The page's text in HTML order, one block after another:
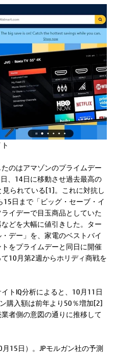
のはアマゾンのプライムデー
、14日に移動させ過去最高の
られている[1]。これに対抗し
日まで「ビッグ・セーブ・イ
イデーで目玉商品としていた
どを大幅に値引きした。ター
デー」を、家電のベストバイ
をプライムデーと同日に開催
10月第2週からホリディ商戦を
トIQ分析によると、10月11日
購入額は前年より50％増加[2]
者側の意図の通りに推移して
15日）。JPモルガン社の予測